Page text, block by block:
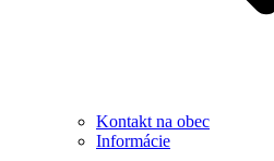
Kontakt na obec
Informácie